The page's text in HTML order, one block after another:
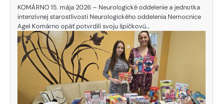
KOMÁRNO 15. mája 2026 – Neurologické oddelenie a jednotka
intenzívnej starostlivosti Neurologického oddelenia Nemocnice
Agel Komárno opäť potvrdili svoju špičkovú…